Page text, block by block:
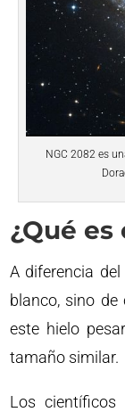
NGC 2082 es
¿Qué
A diferencia
blanco, sino de
este hielo
tamaño similar.
Los